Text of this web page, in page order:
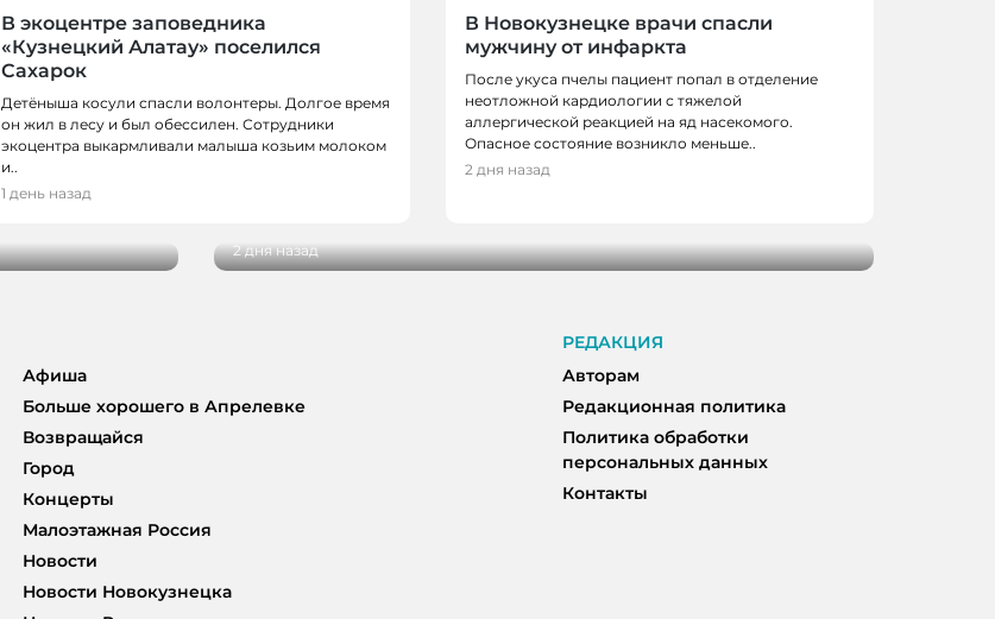
В экоцентре заповедника
«Кузнецкий Алатау» поселился
Сахарок
Детёныша косули спасли волонтеры. Долгое время
он жил в лесу и был обессилен. Сотрудники
экоцентра выкармливали малыша козьим молоком
и..
1 день назад
В Новокузнецке врачи спасли
мужчину от инфаркта
После укуса пчелы пациент попал в отделение
неотложной кардиологии с тяжелой
аллергической реакцией на яд насекомого.
Опасное состояние возникло меньше..
2 дня назад
НОВОСТИ, НОВОСТИ КЕМЕРОВО
2 дня назад
Афиша
Больше хорошего в Апрелевке
Возвращайся
Город
Концерты
Малоэтажная Россия
Новости
Новости Новокузнецка
РЕДАКЦИЯ
Авторам
Редакционная политика
Политика обработки
персональных данных
Контакты